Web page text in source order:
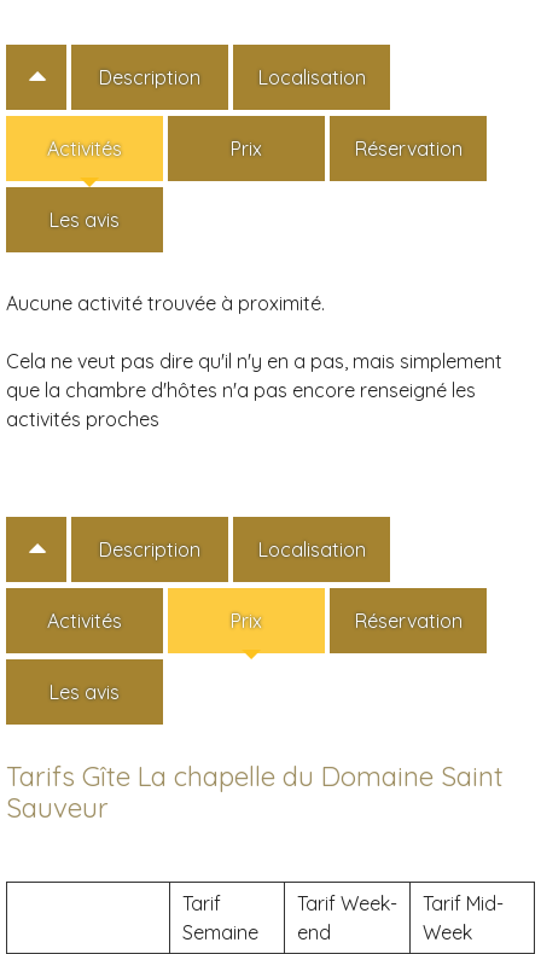
Description Localisation
Activités Prix Réservation
Les avis
Aucune activité trouvée à proximité.
Cela ne veut pas dire qu'il n'y en a pas, mais simplement
que la chambre d'hôtes n'a pas encore renseigné les
activités proches
Description Localisation
Activités Prix Réservation
Les avis
Tarifs Gîte La chapelle du Domaine Saint
Sauveur
Tarif
Semaine
Tarif Week-
end
Tarif Mid-
Week